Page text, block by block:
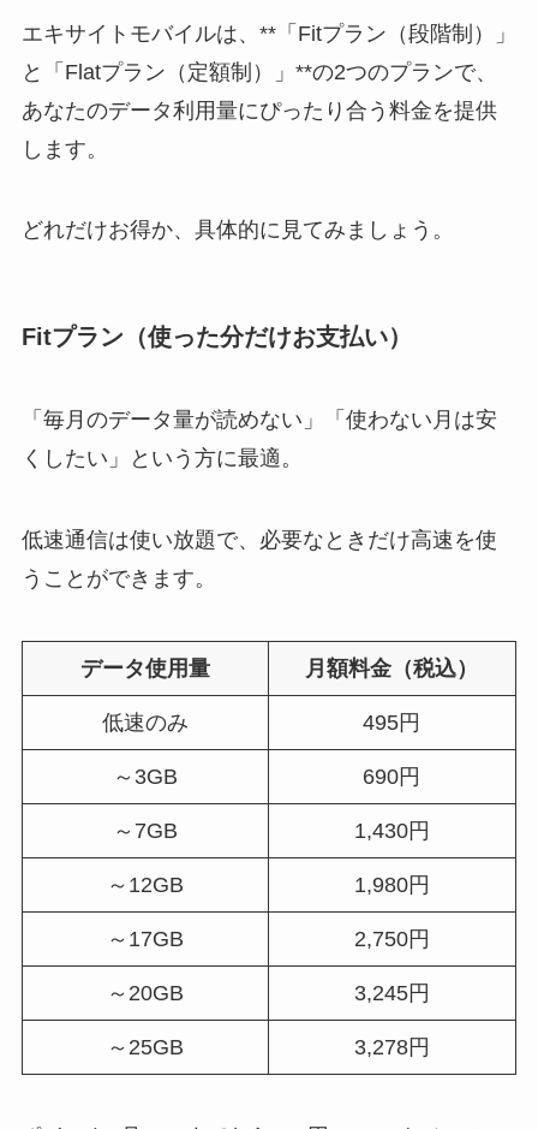
エキサイトモバイルは、**「Fitプラン（段階制）」
と「Flatプラン（定額制）」**の2つのプランで、
あなたのデータ利用量にぴったり合う料金を提供
します。
どれだけお得か、具体的に見てみましょう。
Fitプラン（使った分だけお支払い）
「毎月のデータ量が読めない」「使わない月は安
くしたい」という方に最適。
低速通信は使い放題で、必要なときだけ高速を使
うことができます。
データ使用量 月額料金（税込）
低速のみ 495円
～3GB 690円
～7GB 1,430円
～12GB 1,980円
～17GB 2,750円
～20GB 3,245円
～25GB 3,278円